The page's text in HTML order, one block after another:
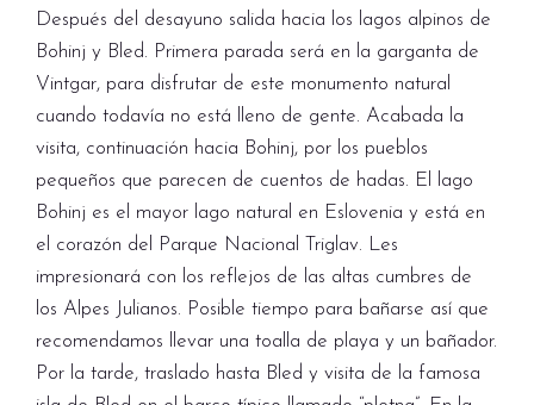
Después del desayuno salida hacia los lagos alpinos de
Bohinj y Bled. Primera parada será en la garganta de
Vintgar, para disfrutar de este monumento natural
cuando todavía no está lleno de gente. Acabada la
visita, continuación hacia Bohinj, por los pueblos
pequeños que parecen de cuentos de hadas. El lago
Bohinj es el mayor lago natural en Eslovenia y está en
el corazón del Parque Nacional Triglav. Les
impresionará con los reflejos de las altas cumbres de
los Alpes Julianos. Posible tiempo para bañarse así que
recomendamos llevar una toalla de playa y un bañador.
Por la tarde, traslado hasta Bled y visita de la famosa